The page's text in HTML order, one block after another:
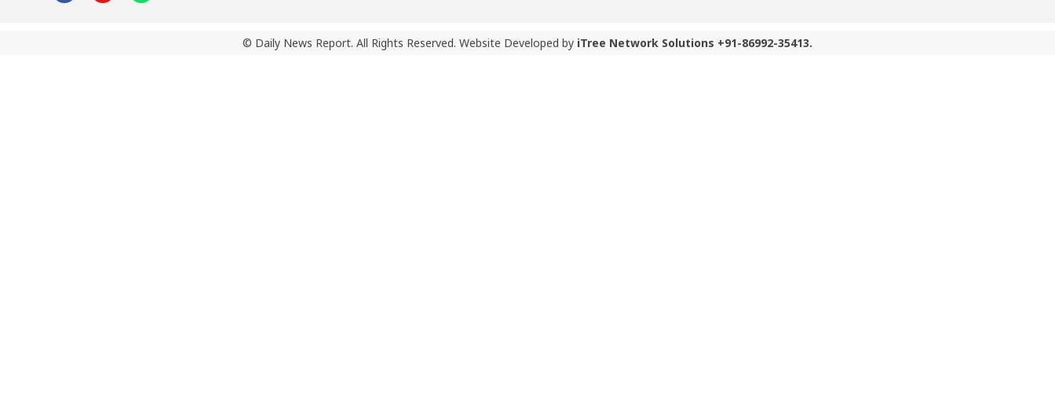
© Daily News Report. All Rights Reserved. Website Developed by iTree Network Solutions +91-86992-35413.